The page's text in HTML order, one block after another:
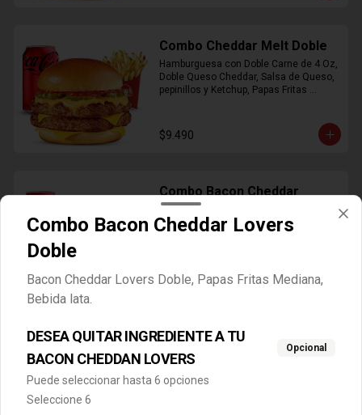
Combo Cheddar Melt Doble
Hamburguesa con Doble Carne de 4 Oz,
Doble Queso Cheddar, Salsa de Queso,
pepinillos y Ketchup, Papas Fritas
$9.490
Combo Bacon Cheddar
Simple
Hamburguesa con Carne de 4 Oz,
$8.990
Combo Bacon Cheddar
Doble
Hamburguesa con Doble Carne de 4 Oz,
Bacon, Queso Cheddar, Salsa de Queso
Combo Bacon Cheddar Lovers
Doble
Bacon Cheddar Lovers Doble, Papas Fritas Mediana,
Bebida lata.
DESEA QUITAR INGREDIENTE A TU
BACON CHEDDAN LOVERS
Opcional
Puede seleccionar hasta 6 opciones
Seleccione 6